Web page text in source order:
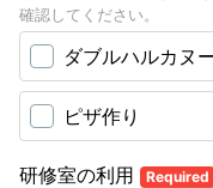
確認してください。
ダブルハルカヌ
ピザ作り
研修室の利用 Required